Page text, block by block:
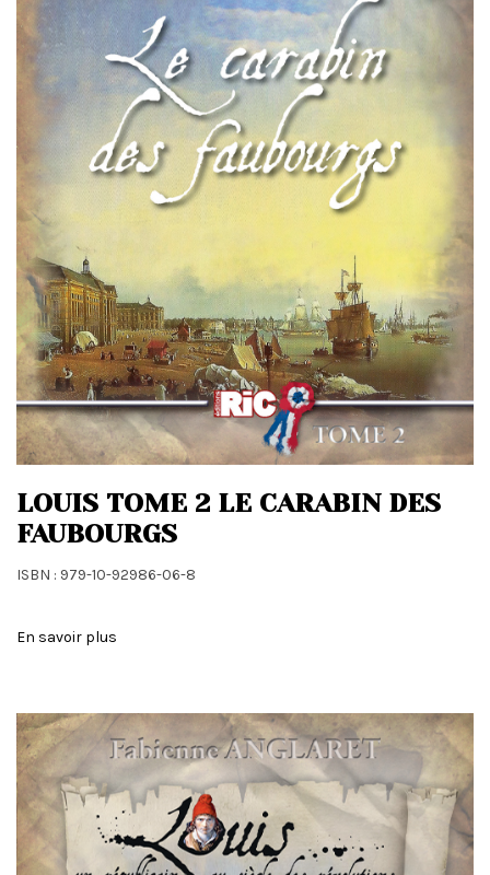
LOUIS TOME 2 LE CARABIN DES
FAUBOURGS
ISBN : 979-10-92986-06-8
En savoir plus